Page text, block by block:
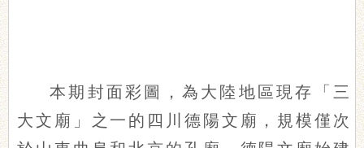
本期封面彩圖，為大陸地區現存「三
大文廟」之一的四川德陽文廟，規模僅次